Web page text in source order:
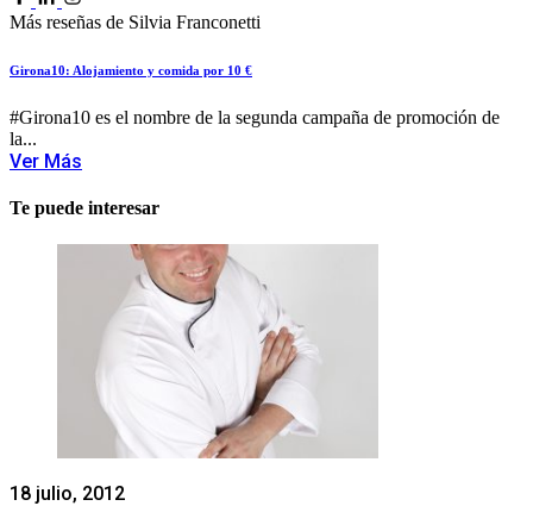
Más reseñas de Silvia Franconetti
Girona10: Alojamiento y comida por 10 €
#Girona10 es el nombre de la segunda campaña de promoción de
la...
Ver Más
Te puede interesar
18 julio, 2012